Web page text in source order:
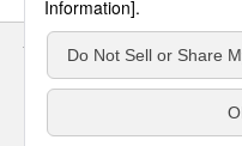
サイトのご利用にあたって
パナソニ